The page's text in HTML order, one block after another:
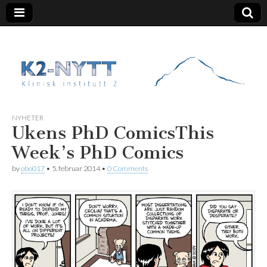
K2 Nytt
NYHETER
Ukens PhD ComicsThis
Week’s PhD Comics
byobo017 • 5. februar 2014• 0 Comments